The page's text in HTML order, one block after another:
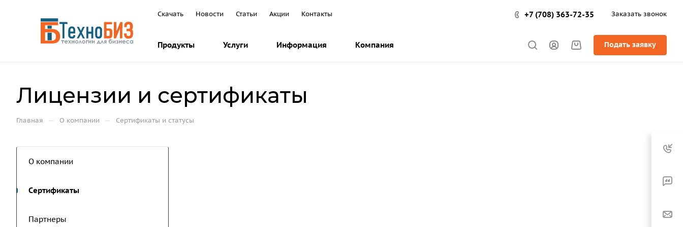
Скачать Новости Статьи Акции Контакты +7 (708) 363-72-35 Заказать звонок
Продукты Услуги Информация Компания Подать заявку
Лицензии и сертификаты
Главная — О компании — Сертификаты и статусы
О компании
Cертификаты
Партнеры